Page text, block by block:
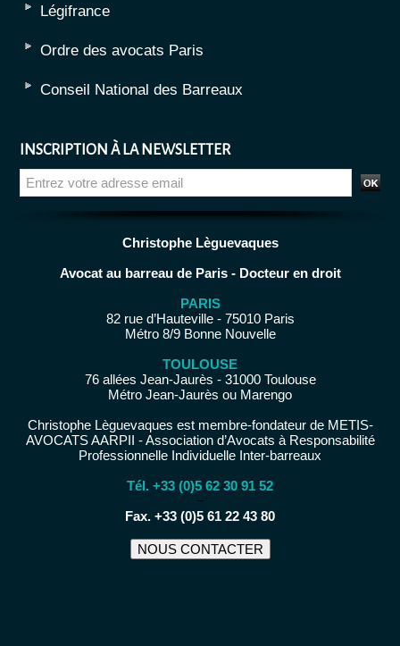
Légifrance
Ordre des avocats Paris
Conseil National des Barreaux
INSCRIPTION À LA NEWSLETTER
Christophe Lèguevaques
Avocat au barreau de Paris - Docteur en droit
PARIS
82 rue d’Hauteville - 75010 Paris
Métro 8/9 Bonne Nouvelle
TOULOUSE
76 allées Jean-Jaurès - 31000 Toulouse
Métro Jean-Jaurès ou Marengo
Christophe Lèguevaques est membre-fondateur de METIS-
AVOCATS AARPII - Association d’Avocats à Responsabilité
Professionnelle Individuelle Inter-barreaux
Tél. +33 (0)5 62 30 91 52
−
Fax. +33 (0)5 61 22 43 80
NOUS CONTACTER